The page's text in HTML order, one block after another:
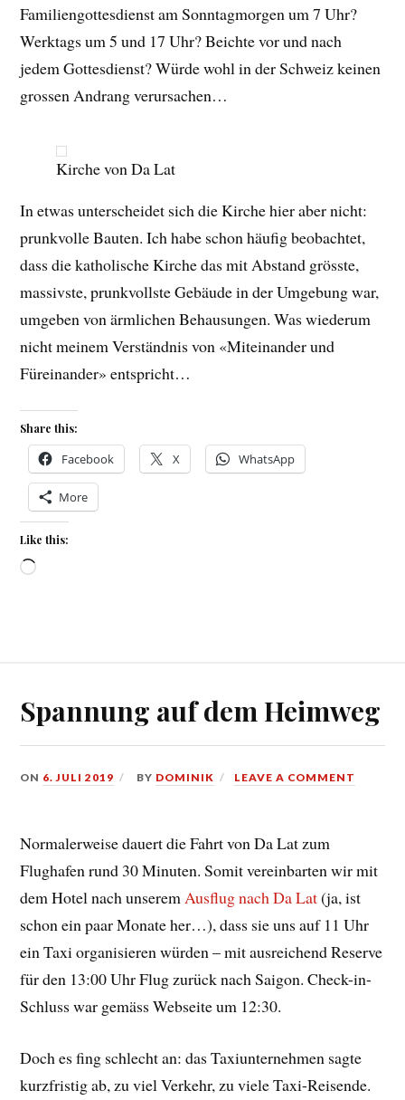
Familiengottesdienst am Sonntagmorgen um 7 Uhr?
Werktags um 5 und 17 Uhr? Beichte vor und nach
jedem Gottesdienst? Würde wohl in der Schweiz keinen
grossen Andrang verursachen…
Kirche von Da Lat
In etwas unterscheidet sich die Kirche hier aber nicht:
prunkvolle Bauten. Ich habe schon häufig beobachtet,
dass die katholische Kirche das mit Abstand grösste,
massivste, prunkvollste Gebäude in der Umgebung war,
umgeben von ärmlichen Behausungen. Was wiederum
nicht meinem Verständnis von «Miteinander und
Füreinander» entspricht…
Share this:
Facebook X WhatsApp
More
Like this:
Loading…
Spannung auf dem Heimweg
ON 6. JULI 2019 BY DOMINIK LEAVE A COMMENT
Normalerweise dauert die Fahrt von Da Lat zum
Flughafen rund 30 Minuten. Somit vereinbarten wir mit
dem Hotel nach unseremAusflug nach Da Lat(ja, ist
schon ein paar Monate her…), dass sie uns auf 11 Uhr
ein Taxi organisieren würden – mit ausreichend Reserve
für den 13:00 Uhr Flug zurück nach Saigon. Check-in-
Schluss war gemäss Webseite um 12:30.
Doch es fing schlecht an: das Taxiunternehmen sagte
kurzfristig ab, zu viel Verkehr, zu viele Taxi-Reisende.